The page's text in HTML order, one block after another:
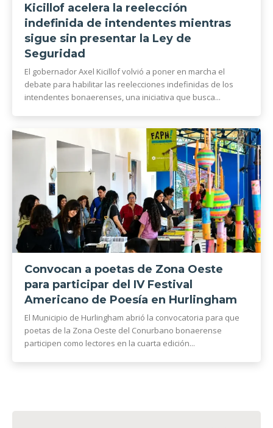
Kicillof acelera la reelección
indefinida de intendentes mientras
sigue sin presentar la Ley de
Seguridad
El gobernador Axel Kicillof volvió a poner en marcha el
debate para habilitar las reelecciones indefinidas de los
intendentes bonaerenses, una iniciativa que busca...
Convocan a poetas de Zona Oeste
para participar del IV Festival
Americano de Poesía en Hurlingham
El Municipio de Hurlingham abrió la convocatoria para que
poetas de la Zona Oeste del Conurbano bonaerense
participen como lectores en la cuarta edición...